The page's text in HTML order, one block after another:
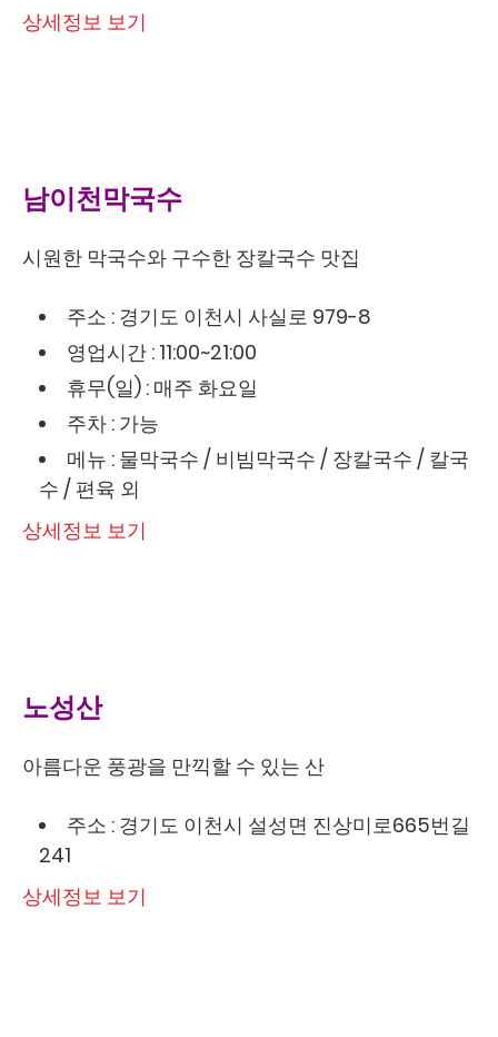
상세정보 보기
남이천막국수
시원한 막국수와 구수한 장칼국수 맛집
주소 : 경기도 이천시 사실로 979-8
영업시간 : 11:00~21:00
휴무(일) : 매주 화요일
주차 : 가능
메뉴 : 물막국수 / 비빔막국수 / 장칼국수 / 칼국
수 / 편육 외
상세정보 보기
노성산
아름다운 풍광을 만끽할 수 있는 산
주소 : 경기도 이천시 설성면 진상미로665번길
241
상세정보 보기